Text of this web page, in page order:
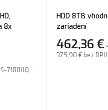
8x
celková:
M1/S(E)
HDD 8TB
zariadení
462,36 €
375,90 € bez DPH